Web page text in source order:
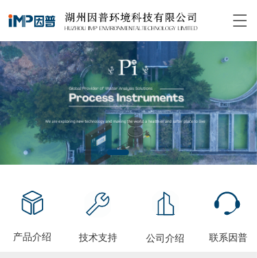
T
e
n
a
i
g
i
产品介绍 技术支持 公司介绍 联系因普